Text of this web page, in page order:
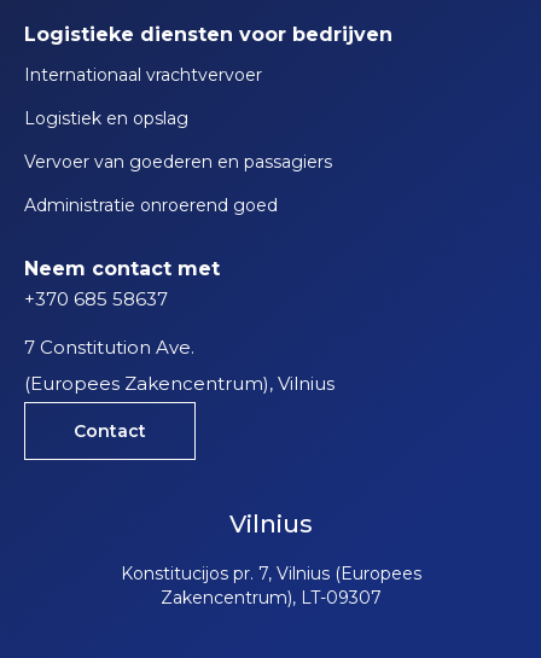
Neem contact met
+370 685 58637
7 Constitution Ave.
(Europees Zakencentrum), Vilnius
Contact
Vilnius
Konstitucijos pr. 7, Vilnius (Europees
Zakencentrum), LT-09307
Logistieke diensten voor bedrijven
Internationaal vrachtvervoer
Logistiek en opslag
Vervoer van goederen en passagiers
Administratie onroerend goed